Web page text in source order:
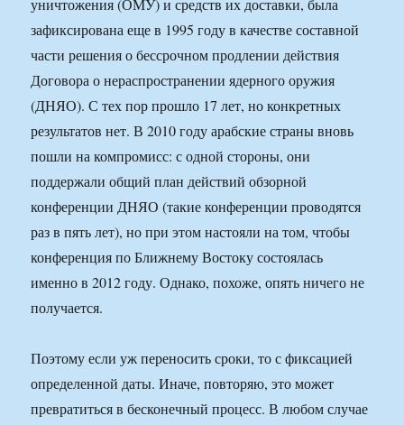
уничтожения (ОМУ) и средств их доставки, была
зафиксирована еще в 1995 году в качестве составной
части решения о бессрочном продлении действия
Договора о нераспространении ядерного оружия
(ДНЯО). С тех пор прошло 17 лет, но конкретных
результатов нет. В 2010 году арабские страны вновь
пошли на компромисс: с одной стороны, они
поддержали общий план действий обзорной
конференции ДНЯО (такие конференции проводятся
раз в пять лет), но при этом настояли на том, чтобы
конференция по Ближнему Востоку состоялась
именно в 2012 году. Однако, похоже, опять ничего не
получается.
Поэтому если уж переносить сроки, то с фиксацией
определенной даты. Иначе, повторяю, это может
превратиться в бесконечный процесс. В любом случае